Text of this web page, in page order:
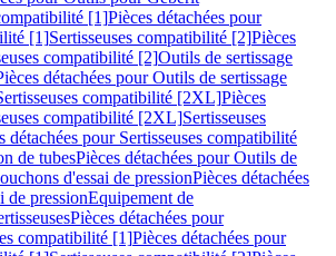
[1]Pièces détachées pour
[1]Sertisseuses compatibilité [2]Pièces
compatibilité [2]Outils de sertissage
détachées pour Outils de sertissage
compatibilité [2XL]Pièces
compatibilité [2XL]Sertisseuses
détachées pour Sertisseuses compatibilité
de tubesPièces détachées pour Outils de
d'essai de pressionPièces détachées
de pressionEquipement de
Pièces détachées pour
compatibilité [1]Pièces détachées pour